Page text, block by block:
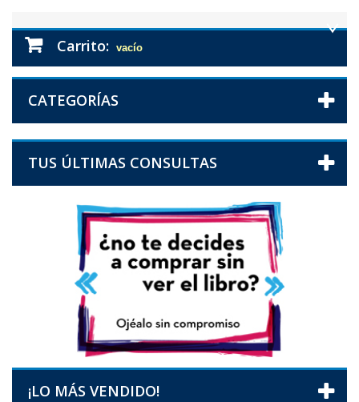
Carrito: vacío
CATEGORÍAS
TUS ÚLTIMAS CONSULTAS
¡LO MÁS VENDIDO!